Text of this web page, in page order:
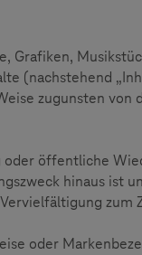
Grafiken,
(nachstehend
zugunsten von
öffentliche
hinaus ist
zum
oder